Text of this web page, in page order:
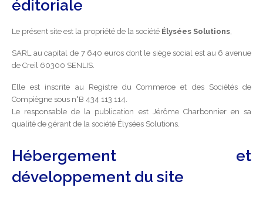
Permanence téléphonique
Mise à disposition de salles de réunion
Mon compte
éditoriale
Le présent site est la propriété de la société Élysées Solutions,
SARL au capital de 7 640 euros dont le siège social est au 6 avenue
de Creil 60300 SENLIS.
Elle est inscrite au Registre du Commerce et des Sociétés de
Compiègne sous n°B 434 113 114.
Le responsable de la publication est Jérôme Charbonnier en sa
qualité de gérant de la société Élysées Solutions.
Hébergement et
développement du site